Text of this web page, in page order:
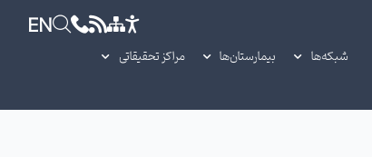
EN
شبکه‌ها بیمارستان‌ها مراکز تحقیقاتی